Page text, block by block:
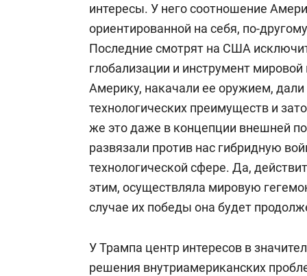
интересы. У него соотношение
ориентированной на себя, по-
Последние смотрят на США
глобализации и инструмент
Америку, накачали ее оружием,
технологических преимуществ и
же это даже в концепции внешней
развязали против нас гибридную
технологической сфере. Да,
этим, осуществляла мировую
случае их победы она будет
У Трампа центр интересов в
решения внутриамериканских